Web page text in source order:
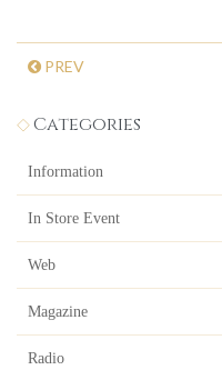
PREV
Categories
Information
In Store Event
Web
Magazine
Radio